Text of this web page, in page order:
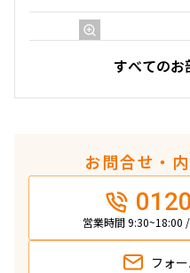
4階４０１
239,000円
2LDK+SIC
新築 三井
お問
すべての
お問合せ・
営業時間 9:30~18:00
フォ